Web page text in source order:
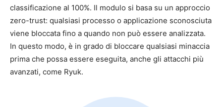
classificazione al 100%. Il modulo si basa su un approccio
zero-trust: qualsiasi processo o applicazione sconosciuta
viene bloccata fino a quando non può essere analizzata.
In questo modo, è in grado di bloccare qualsiasi minaccia
prima che possa essere eseguita, anche gli attacchi più
avanzati, come Ryuk.